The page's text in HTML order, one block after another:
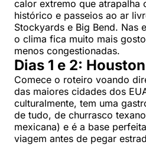
calor extremo que atrapalha
histórico e passeios ao ar
Stockyards e Big Bend. Nas
o clima fica muito mais
menos congestionadas.
Dias 1 e 2: Houston
Comece o roteiro voando
das maiores cidades dos
culturalmente, tem uma
de tudo, de churrasco
mexicana) e é a base
viagem antes de pegar